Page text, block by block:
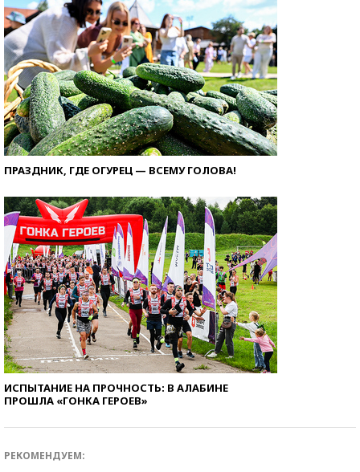
ПРАЗДНИК, ГДЕ ОГУРЕЦ — ВСЕМУ ГОЛОВА!
ИСПЫТАНИЕ НА ПРОЧНОСТЬ: В АЛАБИНЕ
ПРОШЛА «ГОНКА ГЕРОЕВ»
РЕКОМЕНДУЕМ: